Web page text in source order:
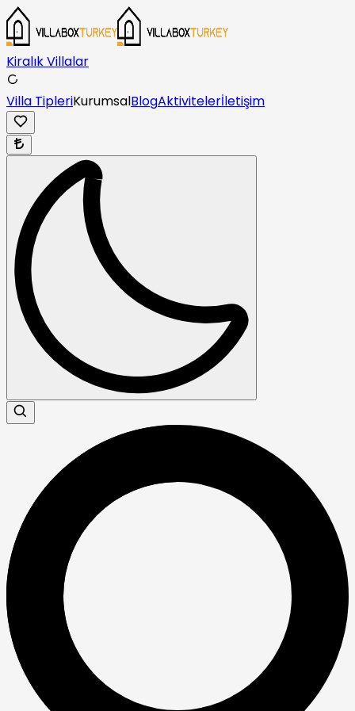
Kiralık Villalar
Villa TipleriKurumsalBlogAktivitelerİletişim